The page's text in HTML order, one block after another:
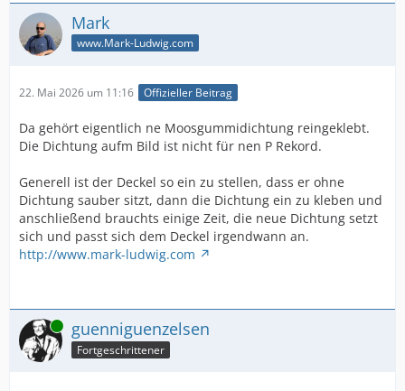
Mark
www.Mark-Ludwig.com
22. Mai 2026 um 11:16 Offizieller Beitrag
Da gehört eigentlich ne Moosgummidichtung reingeklebt.
Die Dichtung aufm Bild ist nicht für nen P Rekord.
Generell ist der Deckel so ein zu stellen, dass er ohne
Dichtung sauber sitzt, dann die Dichtung ein zu kleben und
anschließend brauchts einige Zeit, die neue Dichtung setzt
sich und passt sich dem Deckel irgendwann an.
http://www.mark-ludwig.com
Online guenniguenzelsen
Fortgeschrittener